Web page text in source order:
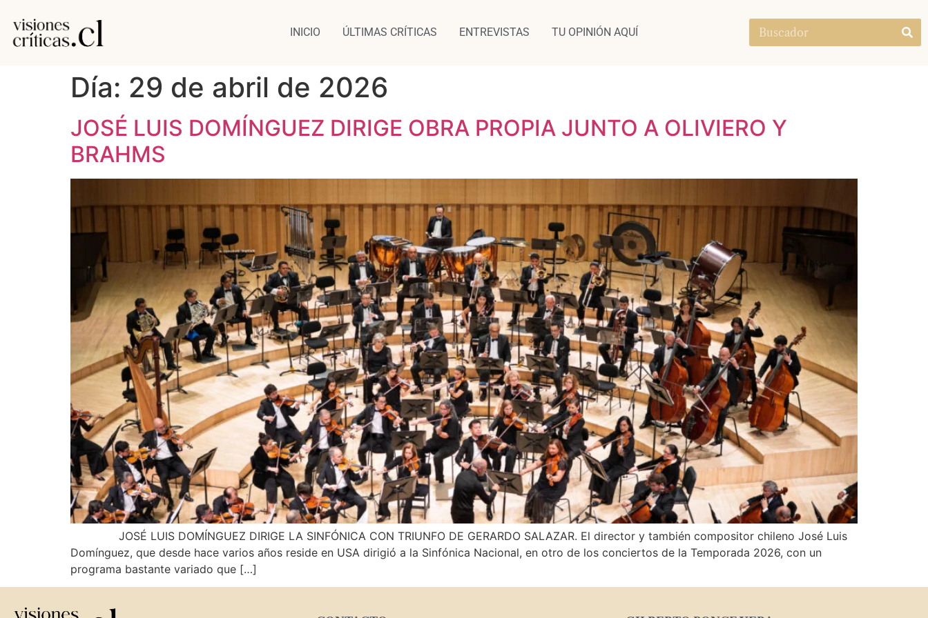
INICIO ÚLTIMAS CRÍTICAS ENTREVISTAS TU OPINIÓN AQUÍ
Día: 29 de abril de 2026
JOSÉ LUIS DOMÍNGUEZ DIRIGE OBRA PROPIA JUNTO A OLIVIERO Y
BRAHMS
JOSÉ LUIS DOMÍNGUEZ DIRIGE LA SINFÓNICA CON TRIUNFO DE GERARDO SALAZAR. El director y también compositor chileno José Luis
Domínguez, que desde hace varios años reside en USA dirigió a la Sinfónica Nacional, en otro de los conciertos de la Temporada 2026, con un
programa bastante variado que […]